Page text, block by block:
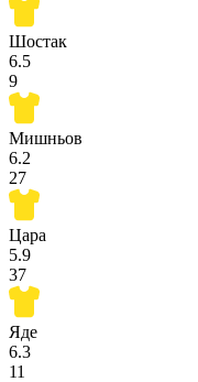
Шостак
6.5
9
Мишньов
6.2
27
Цара
5.9
37
Яде
6.3
11